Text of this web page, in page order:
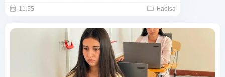
11:55 Hadisə